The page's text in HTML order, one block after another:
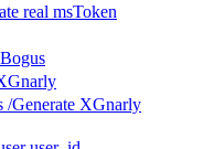
real msToken
Generate XGnarly